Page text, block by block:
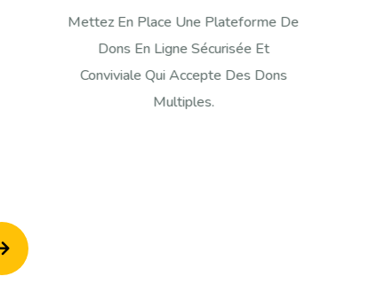
De
Mettez En Place Une Plateforme De
Dons En Ligne Sécurisée Et
Conviviale Qui Accepte Des Dons